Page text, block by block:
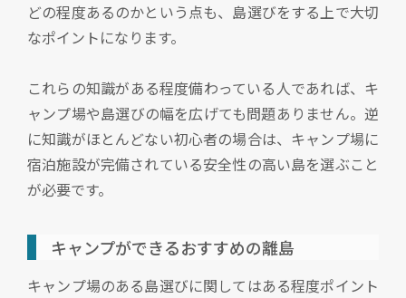
どの程度あるのかという点も、島選びをする上で大切
なポイントになります。
これらの知識がある程度備わっている人であれば、キ
ャンプ場や島選びの幅を広げても問題ありません。逆
に知識がほとんどない初心者の場合は、キャンプ場に
宿泊施設が完備されている安全性の高い島を選ぶこと
が必要です。
キャンプができるおすすめの離島
キャンプ場のある島選びに関してはある程度ポイント